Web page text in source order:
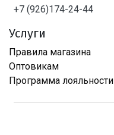
+7 (926)174-24-44
Услуги
Правила магазина
Оптовикам
Программа лояльности